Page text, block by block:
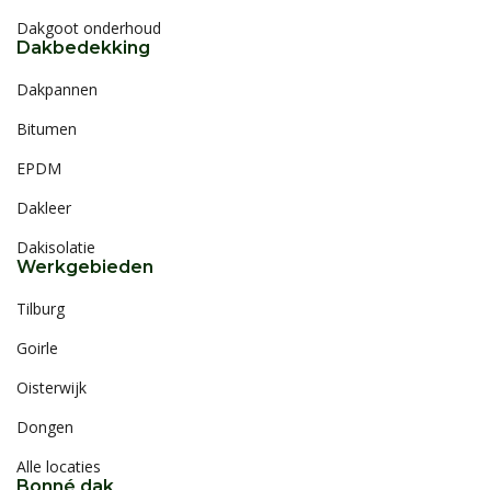
Dakgoot onderhoud
Dakbedekking
Dakpannen
Bitumen
EPDM
Dakleer
Dakisolatie
Werkgebieden
Tilburg
Goirle
Oisterwijk
Dongen
Alle locaties